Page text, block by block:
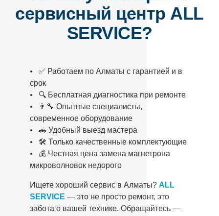
сервисный центр ALL
SERVICE?
• ✅ Работаем по Алматы с гарантией и в
срок
• 🔍 Бесплатная диагностика при ремонте
• 👨‍🔧 Опытные специалисты,
современное оборудование
• 🚗 Удобный выезд мастера
• 🛠️ Только качественные комплектующие
• 💰 Честная цена замена магнетрона
микроволновок недорого
Ищете хороший сервис в Алматы? ALL
SERVICE — это не просто ремонт, это
забота о вашей технике. Обращайтесь —